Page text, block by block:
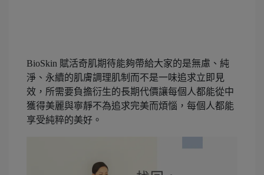
BioSkin 賦活奇肌期待能夠帶給大家的是無慮、純
淨、永續的肌膚調理肌制而不是一味追求立即見
效，所需要負擔衍生的長期代價讓每個人都能從中
獲得美麗與寧靜不為追求完美而煩惱，每個人都能
享受純粹的美好。